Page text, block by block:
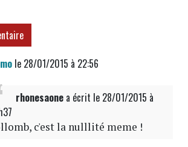
le 28/01/2015 à 22:56
rhonesaonea écrit le 28/01/2015 à
c'est la nulllité meme !